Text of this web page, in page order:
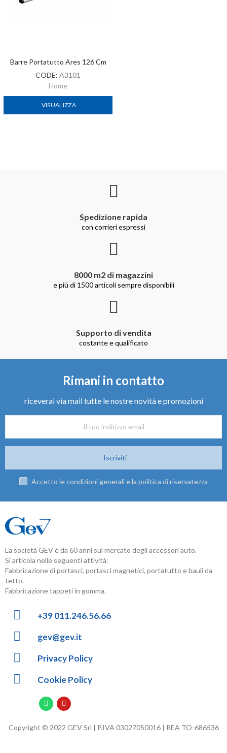
Barre Portatutto Ares 126 Cm
CODE: A3101
Home
VISUALIZZA
Spedizione rapida
con corrieri espressi
8000 m2 di magazzini
e più di 1500 articoli sempre disponibili
Supporto di vendita
costante e qualificato
Rimani in contatto
riceverai via mail tutte le nostre novità e promozioni
Iscriviti
Accetto le condizioni generali e la politica di riservatezza
La società GEV è da 60 anni sul mercato degli accessori auto.
Si articola nelle seguenti attività:
Fabbricazione di portasci, portasci magnetici, portatutto e bauli da
tetto.
Fabbricazione tappeti in gomma.
+39 011.246.56.66
gev@gev.it
Privacy Policy
Cookie Policy
Copyright © 2022 GEV Srl | P.IVA 03027050016 | REA TO-686536